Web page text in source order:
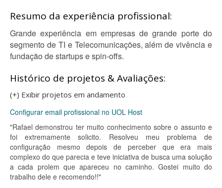
Resumo da experiência profissional:
Grande experiência em empresas de grande porte do
segmento de TI e Telecomunicações, além de vivência e
fundação de startups e spin-offs.
Histórico de projetos & Avaliações:
(+) Exibir projetos em andamento
Configurar email profissional no UOL Host
"Rafael demonstrou ter muito conhecimento sobre o assunto e
foi extremamente solicito. Resolveu meu problema de
configuração mesmo depois de perceber que era mais
complexo do que parecia e teve iniciativa de busca uma solução
a cada prolem que apareceu no caminho. Gostei muito do
trabalho dele e recomendo!!"